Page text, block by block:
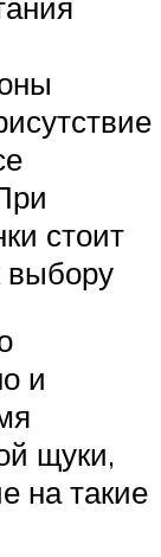
стоит
выбору
и
щуки,
на такие